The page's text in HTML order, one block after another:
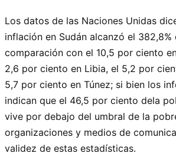
Los datos de las Naciones Unidas
inflación en Sudán alcanzó el 382,8%
comparación con el 10,5 por ciento
2,6 por ciento en Libia, el 5,2 por
5,7 por ciento en Túnez; si bien los
indican que el 46,5 por ciento dela
vive por debajo del umbral de la
organizaciones y medios de
validez de estas estadísticas.